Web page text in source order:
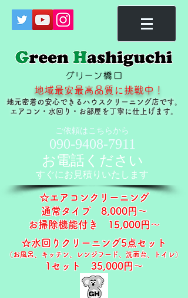
ご依頼はこちらから
090-9408-7911
お電話ください
すぐに​お見積りいたします
地域最安最高品質に挑戦中！
地元密着の安心できるハウスクリーニング店です。
​エアコン・水回り・お部屋を丁寧に仕上げます。
☆エアコンクリーニング
通常タイプ ​8,000円～
お掃除機能付き 15,000円～​​
☆水回りクリーニング5点セット
（お風呂、キッチン、レンジフード、洗面台、トイレ）
1セット 35,000円～​​